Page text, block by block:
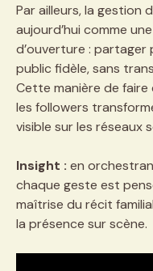
Par ailleurs, la gestion
aujourd’hui comme
d’ouverture : partager
public fidèle, sans
Cette manière de
les followers
visible sur les réseaux
Insight : en
chaque geste est
maîtrise du récit
la présence sur scène.